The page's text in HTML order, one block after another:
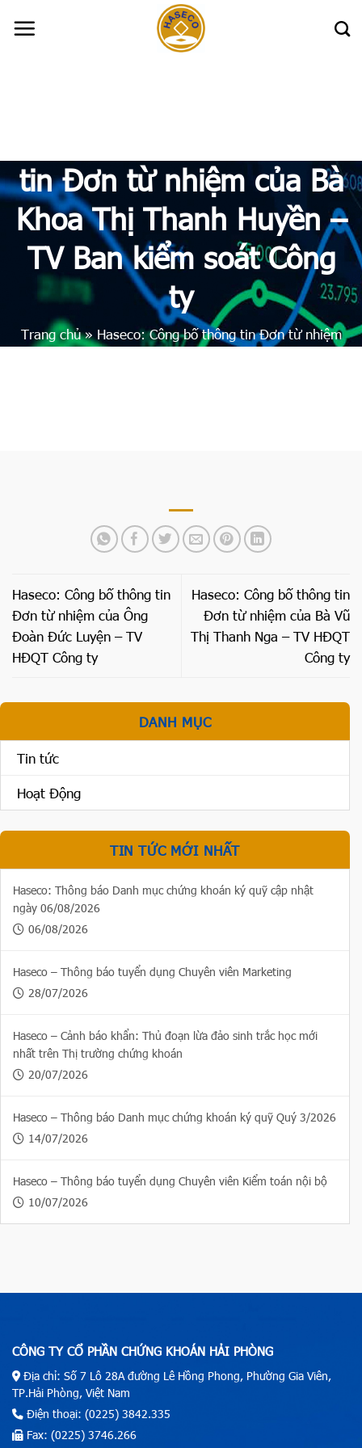
tin Đơn từ nhiệm của Bà
Khoa Thị Thanh Huyền –
TV Ban kiểm soát Công
ty
Trang chủ» Haseco: Công bố thông tin Đơn từ nhiệm
Haseco: Công bố thông tin
Đơn từ nhiệm của Ông
Đoàn Đức Luyện – TV
HĐQT Công ty
Haseco: Công bố thông tin
Đơn từ nhiệm của Bà Vũ
Thị Thanh Nga – TV HĐQT
Công ty
DANH MỤC
Tin tức
Hoạt Động
TIN TỨC MỚI NHẤT
Haseco: Thông báo Danh mục chứng khoán ký quỹ cập nhật
ngày 06/08/2026
06/08/2026
Haseco – Thông báo tuyển dụng Chuyên viên Marketing
28/07/2026
Haseco – Cảnh báo khẩn: Thủ đoạn lừa đảo sinh trắc học mới
nhất trên Thị trường chứng khoán
20/07/2026
Haseco – Thông báo Danh mục chứng khoán ký quỹ Quý 3/2026
14/07/2026
Haseco – Thông báo tuyển dụng Chuyên viên Kiểm toán nội bộ
10/07/2026
CÔNG TY CỔ PHẦN CHỨNG KHOÁN HẢI PHÒNG
Địa chỉ: Số 7 Lô 28A đường Lê Hồng Phong, Phường Gia Viên,
TP.Hải Phòng, Việt Nam
Điện thoại: (0225) 3842.335
Fax: (0225) 3746.266